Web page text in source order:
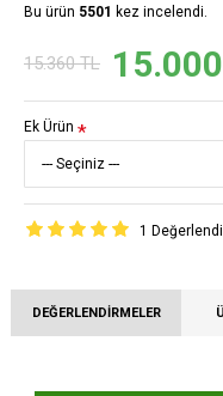
Bu ürün 5501 kez incelendi.
1
15.360 TL
Ek Ürün
DEĞERLENDIRMELER